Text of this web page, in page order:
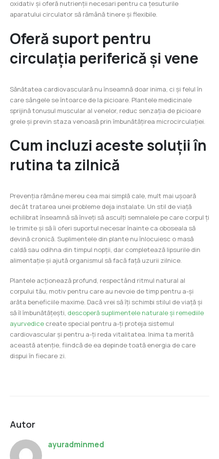
oxidativ și oferă nutrienții necesari pentru ca țesuturile
aparatului circulator să rămână tinere și flexibile.
Oferă suport pentru
circulația periferică și vene
Sănătatea cardiovasculară nu înseamnă doar inima, ci și felul în
care sângele se întoarce de la picioare. Plantele medicinale
sprijină tonusul muscular al venelor, reduc senzația de picioare
grele și previn staza venoasă prin îmbunătățirea microcirculației.
Cum incluzi aceste soluții în
rutina ta zilnică
Prevenția rămâne mereu cea mai simplă cale, mult mai ușoară
decât tratarea unei probleme deja instalate. Un stil de viață
echilibrat înseamnă să înveți să asculți semnalele pe care corpul ți
le trimite și să îi oferi suportul necesar înainte ca oboseala să
devină cronică. Suplimentele din plante nu înlocuiesc o masă
caldă sau odihna din timpul nopții, dar completează lipsurile din
alimentație și ajută organismul să facă față uzurii zilnice.
Plantele acționează profund, respectând ritmul natural al
corpului tău, motiv pentru care au nevoie de timp pentru a-și
arăta beneficiile maxime. Dacă vrei să îți schimbi stilul de viață și
să îl îmbunătățești, descoperă suplimentele naturale și remediile
ayurvedice create special pentru a-ți proteja sistemul
cardiovascular și pentru a-ți reda vitalitatea. Inima ta merită
această atenție, fiindcă de ea depinde toată energia de care
dispui în fiecare zi.
Autor
ayuradminmed